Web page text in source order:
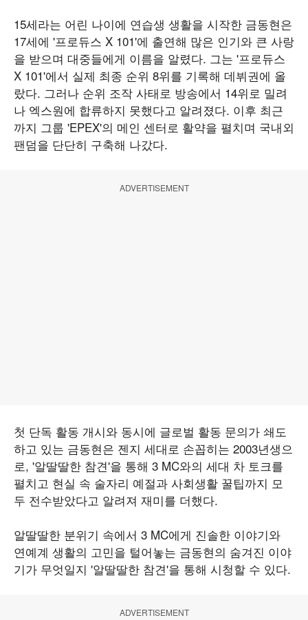
15세라는 어린 나이에 연습생 생활을 시작한 금동현은
17세에 '프로듀스 X 101'에 출연해 많은 인기와 큰 사랑
을 받으며 대중들에게 이름을 알렸다. 그는 '프로듀스
X 101'에서 실제 최종 순위 8위를 기록해 데뷔권에 올
랐다. 그러나 순위 조작 사태로 방송에서 14위로 밀려
나 엑스원에 합류하지 못했다고 알려졌다. 이후 최근
까지 그룹 'EPEX'의 메인 센터로 활약을 펼치며 국내외
팬덤을 단단히 구축해 나갔다.
ADVERTISEMENT
첫 단독 활동 개시와 동시에 글로벌 활동 문의가 쇄도
하고 있는 금동현은 젠지 세대로 손꼽히는 2003년생으
로, '알딸딸한 참견'을 통해 3 MC와의 세대 차 토크를
펼치고 현실 속 술자리 예절과 사회생활 꿀팁까지 모
두 전수받았다고 알려져 재미를 더했다.
알딸딸한 분위기 속에서 3 MC에게 진솔한 이야기와
연예계 생활의 고민을 털어놓는 금동현의 숨겨진 이야
기가 무엇일지 '알딸딸한 참견'을 통해 시청할 수 있다.
ADVERTISEMENT